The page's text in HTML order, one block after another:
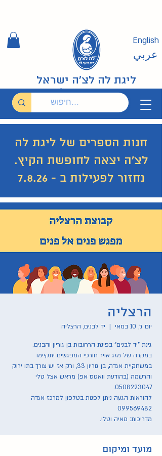
ליגת לה לצ'ה ישראל
English
عربي
חנות הספרים של ליגת לה
לצ'ה יצאה לחופשת הקיץ.
נחזור לפעילות ב - 7.8.26
הרצליה
יום ג׳, 10 במאי
  |
יד לבנים, הרצליה
במקרה של מזג אויר חורפי המפגשים יתקיימו
במשחקיית אגדה, בן גוריון 33, ורק אז יש צורך בתו ירוק
והרשמה (בהודעת וואטס אפ) מראש אצל טלי
להוראות הגעה ניתן לפנות בטלפון למרכז אגדה
מדריכות: מאיה וטלי.
מועד ומיקום